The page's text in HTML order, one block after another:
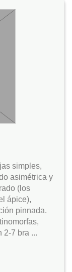
simples,
asimétrica y
(los
ápice),
pinnada.
2-7 bra ...